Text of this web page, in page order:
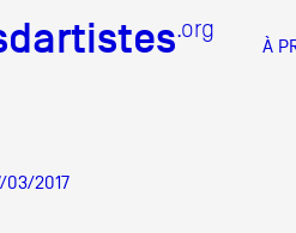
.org
À
.org
03/2017